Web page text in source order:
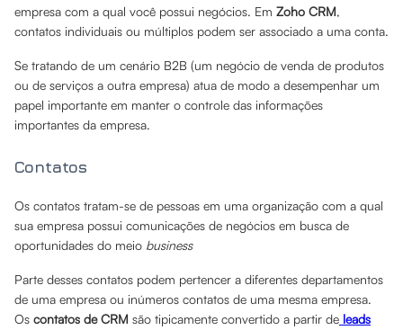
empresa com a qual você possui negócios. Em Zoho CRM,
contatos individuais ou múltiplos podem ser associado a uma conta.
Se tratando de um cenário B2B (um negócio de venda de produtos
ou de serviços a outra empresa) atua de modo a desempenhar um
papel importante em manter o controle das informações
importantes da empresa.
Contatos
Os contatos tratam-se de pessoas em uma organização com a qual
sua empresa possui comunicações de negócios em busca de
oportunidades do meio business
Parte desses contatos podem pertencer a diferentes departamentos
de uma empresa ou inúmeros contatos de uma mesma empresa.
Os contatos de CRM são tipicamente convertido a partir de leads